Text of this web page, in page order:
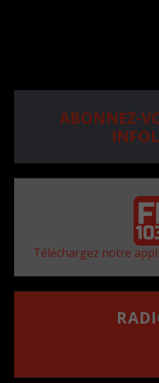
ABONNEZ-
Téléchargez notre